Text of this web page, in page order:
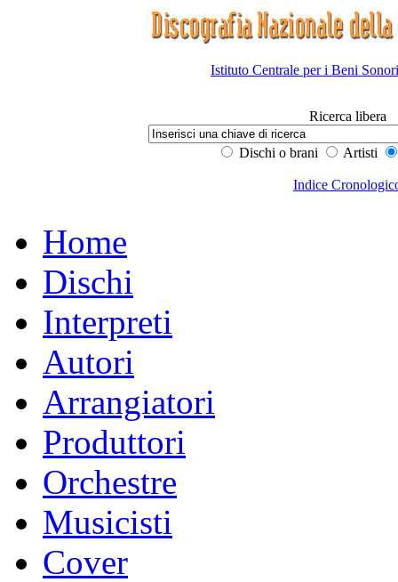
Istituto Centrale per i Beni
Ricerca libera
Dischi o brani Artisti
Indice
Home
Dischi
Interpreti
Autori
Arrangiatori
Produttori
Orchestre
Musicisti
Cover